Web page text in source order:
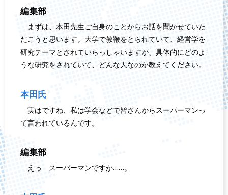
編集部
まずは、本田先生ご自身のことからお話を聞かせていた
だこうと思います。大学で教鞭をとられていて、経営学を
研究テーマとされていらっしゃいますが、具体的にどのよ
うな研究をされていて、どんな人なのか教えてください。
本田氏
実はですね、私は学会などで皆さんからスーパーマンっ
て言われているんです。
編集部
えっ スーパーマンですか……。